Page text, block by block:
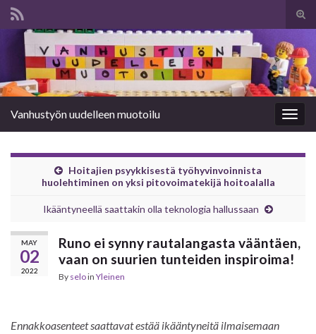
Search for:
Vanhustyön uudelleen muotoilu
Hoitajien psyykkisestä työhyvinvoinnista
huolehtiminen on yksi pitovoimatekijä hoitoalalla
Ikääntyneellä saattakin olla teknologia hallussaan
MAY
02
2022
Runo ei synny rautalangasta vääntäen,
vaan on suurien tunteiden inspiroima!
By seloin Yleinen
Ennakkoasenteet saattavat estää ikääntyneitä ilmaisemaan